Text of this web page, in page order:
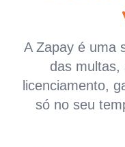
A Zapay é uma
das multas,
licenciamento,
só no seu